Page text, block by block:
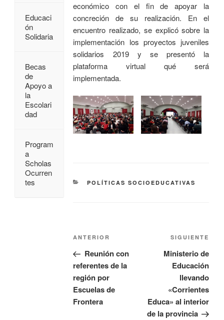
económico con el fin de apoyar la
concreción de su realización. En el
encuentro realizado, se explicó sobre la
implementación los proyectos juveniles
solidarios 2019 y se presentó la
plataforma virtual qué será
implementada.
POLÍTICAS SOCIOEDUCATIVAS
ANTERIOR
Reunión con
referentes de la
región por
Escuelas de
Frontera
SIGUIENTE
Ministerio de
Educación
llevando
«Corrientes
Educa» al interior
de la provincia
Educaci
ón
Solidaria
Becas
de
Apoyo a
la
Escolari
dad
Program
a
Scholas
Ocurren
tes